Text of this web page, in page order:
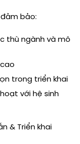
bảo:
thù ngành và mô
trong triển khai
với hệ sinh
& Triển khai